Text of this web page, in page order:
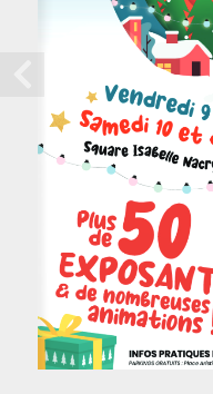
313,
62280
Aujourd'hui :